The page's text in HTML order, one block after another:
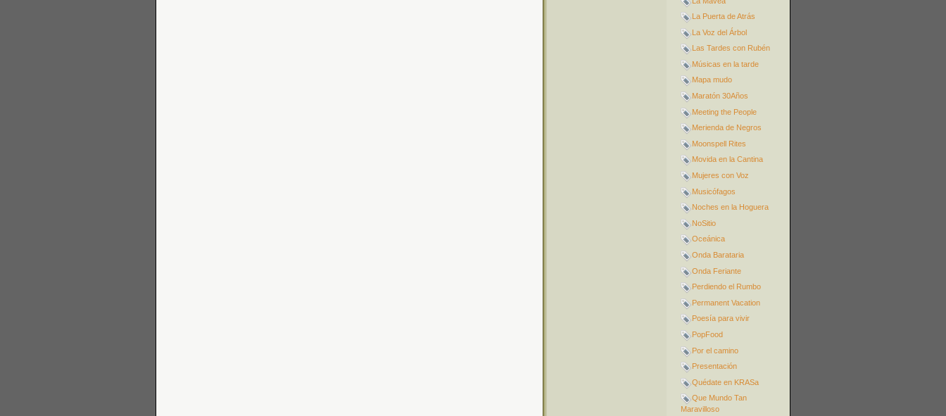
La Puerta de Atrás
La Voz del Árbol
Las Tardes con Rubén
Músicas en la tarde
Mapa mudo
Maratón 30Años
Meeting the People
Merienda de Negros
Moonspell Rites
Movida en la Cantina
Mujeres con Voz
Musicófagos
Noches en la Hoguera
NoSitio
Oceánica
Onda Barataria
Onda Feriante
Perdiendo el Rumbo
Permanent Vacation
Poesía para vivir
PopFood
Por el camino
Presentación
Quédate en KRASa
Que Mundo Tan
Maravilloso